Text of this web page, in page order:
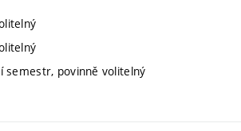
semestr, povinně volitelný